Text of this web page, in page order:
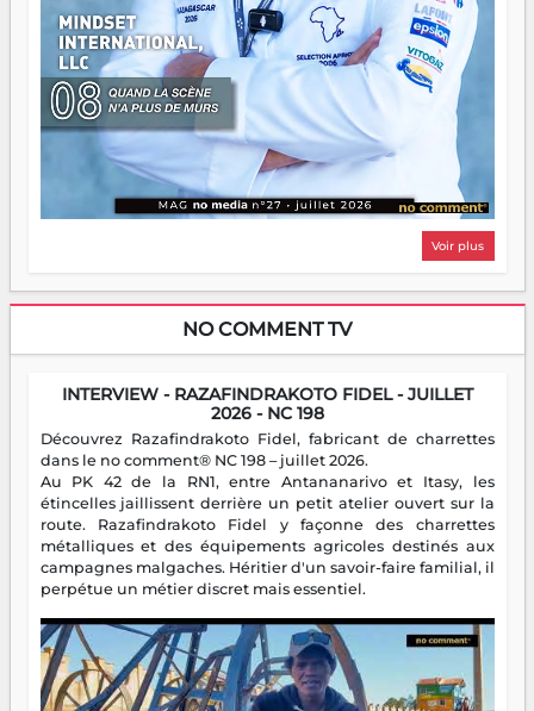
Voir plus
NO COMMENT TV
INTERVIEW - RAZAFINDRAKOTO FIDEL - JUILLET
2026 - NC 198
Découvrez Razafindrakoto Fidel, fabricant de charrettes
dans le no comment® NC 198 – juillet 2026.
Au PK 42 de la RN1, entre Antananarivo et Itasy, les
étincelles jaillissent derrière un petit atelier ouvert sur la
route. Razafindrakoto Fidel y façonne des charrettes
métalliques et des équipements agricoles destinés aux
campagnes malgaches. Héritier d'un savoir-faire familial, il
perpétue un métier discret mais essentiel.